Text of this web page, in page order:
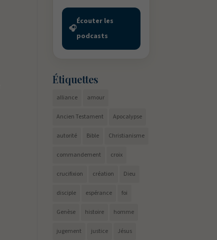
🎧
Écouter les
podcasts
Étiquettes
alliance amour
Ancien Testament Apocalypse
autorité Bible Christianisme
commandement croix
crucifixion création Dieu
disciple espérance foi
Genèse histoire homme
jugement justice Jésus